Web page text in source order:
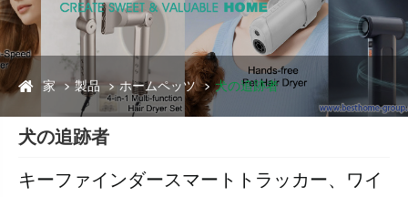
家 製品 ホームペッツ 犬の追跡者
犬の追跡者
キーファインダースマートトラッカー、ワイ